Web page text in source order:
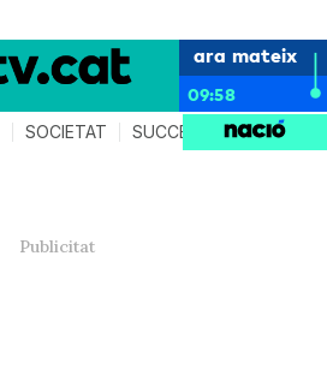
ara mateix
09:58
SOCIETAT SUCCESSOS